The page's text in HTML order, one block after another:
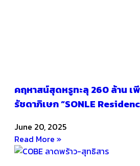
คฤหาสน์สุดหรูทะลุ 260 ล้าน เ
รัชดาภิเษก “SONLE
June 20, 2025
Read More »